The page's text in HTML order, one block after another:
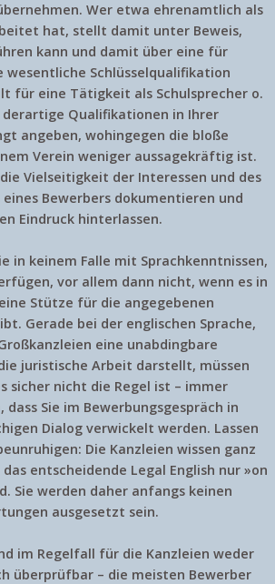
Wer etwa ehrenamtlich als
hat, stellt damit unter Beweis,
kann und damit über eine für
Schlüsselqualifikation
für eine Tätigkeit als Schulsprecher o.
derartige Qualifikationen in Ihrer
angeben, wohingegen die bloße
Verein weniger aussagekräftig ist.
Vielseitigkeit der Interessen und des
Bewerbers dokumentieren und
Eindruck hinterlassen.
in keinem Falle mit Sprachkenntnissen,
vor allem dann nicht, wenn es in
Stütze für die angegebenen
Gerade bei der englischen Sprache,
eine unabdingbare
juristische Arbeit darstellt, müssen
sicher nicht die Regel ist – immer
Sie im Bewerbungsgespräch in
Dialog verwickelt werden. Lassen
Die Kanzleien wissen ganz
entscheidende Legal English nur »on
Sie werden daher anfangs keinen
ausgesetzt sein.
im Regelfall für die Kanzleien weder
überprüfbar – die meisten Bewerber